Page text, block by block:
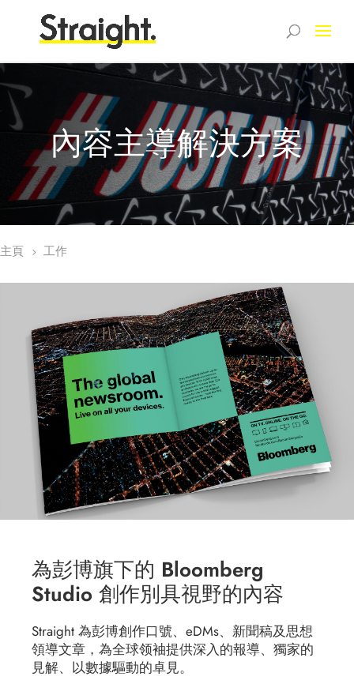
內容主導解決方案
主頁 5 工作
為彭博旗下的 Bloomberg
Studio 創作別具視野的內容
Straight 為彭博創作口號、eDMs、新聞稿及思想
領導文章，為全球领袖提供深入的報導、獨家的
見解、以數據驅動的卓見。